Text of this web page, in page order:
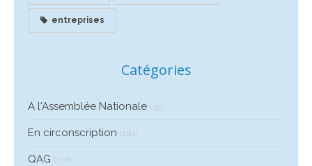
entreprises
Catégories
A l'Assemblée Nationale (35)
En circonscription (281)
QAG (126)